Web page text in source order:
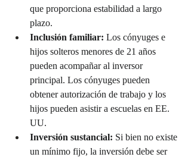
que proporciona estabilidad a largo
plazo.
Inclusión familiar: Los cónyuges e
hijos solteros menores de 21 años
pueden acompañar al inversor
principal. Los cónyuges pueden
obtener autorización de trabajo y los
hijos pueden asistir a escuelas en EE.
UU.
Inversión sustancial: Si bien no existe
un mínimo fijo, la inversión debe ser